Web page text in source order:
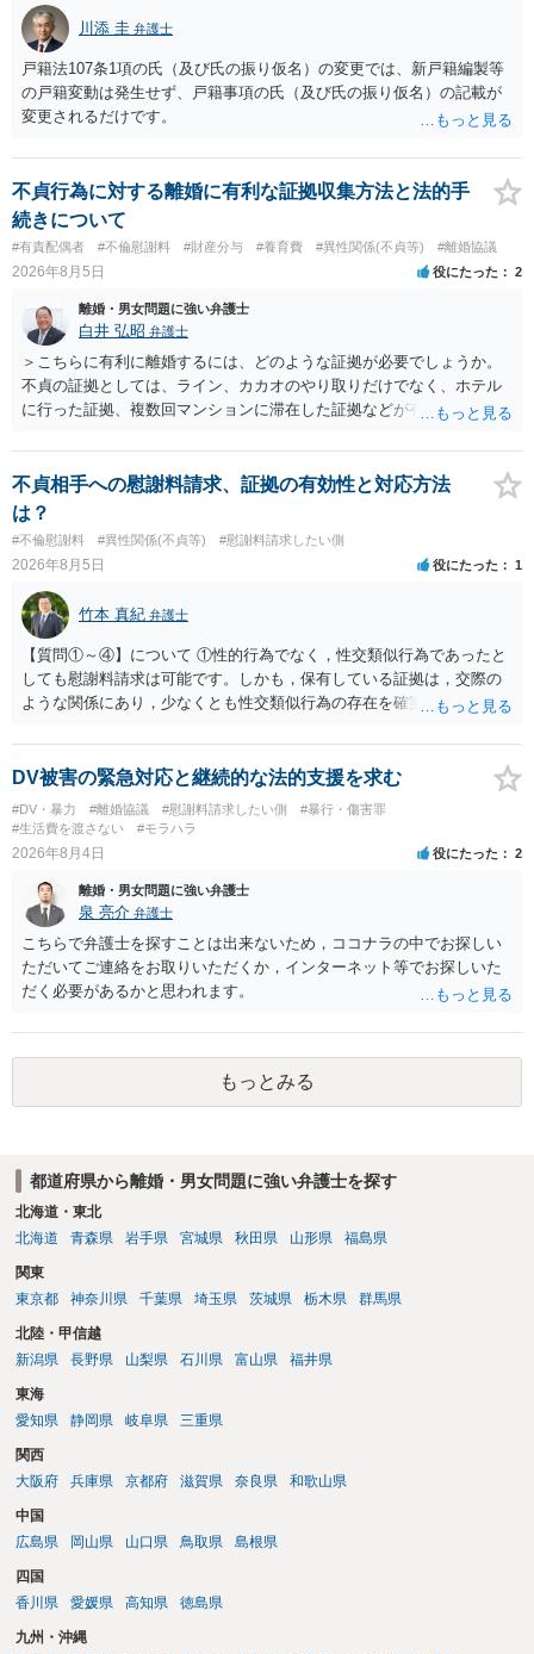
談書に入れてください。 ＞・この出来事によって関わった病院への相
談や報告はなぜ名誉毀損になるのか。 ただちに名誉棄損には当たりま
せんが、何人もの人に話すと名誉棄損になりえます。 また、業務妨害
や不法行為に当たる可能性もあります。 名誉棄損（民事、刑事とも）
は「公然」（不特定又は多数）と「事実」（相手の社会的外務的名誉
を棄損する内容の事実、侮辱とは異なる）を摘示することで成立しま
す。 この事実は、原則的に、「真実」でも該当してしまいます。 です
ので、相談者さんが、病院担当者1人に話すだけでは公然性を欠きます
ので、名誉棄損には当たりません。ただし、さらに多くの人に相談し
てしまうと、たとえそれが真実であっても名誉棄損に当たる可能性が
生じることになります。 また、相談者さんが病院に相談することによ
り、相手に仕事上の不利益を与えたり、精神的苦痛を与えると、業務
妨害や不法行為（慰謝料の対象）になりますが、その内容が真実であ
れば、正当行為として許されます。 ただし、真実かどうかは、相談者
さんが立証しなければならず、ラインの内容等だけでは、相談者さん
の合意を全うすることができない状況（不同意性）だったかの立証が
難しい状況のように思われます。 もちろん、医師としては恥ずべき行
為ですし、許されないと思いますが、かえって相談者さんが攻撃対象
川添 圭 弁護士
戸籍法107条1項の氏（及び氏の振り仮名）の変更では、新戸籍編製等
の戸籍変動は発生せず、戸籍事項の氏（及び氏の振り仮名）の記載が
変更されるだけです。
不貞行為に対する離婚に有利な証拠収集方法と法的手
続きについて
#有責配偶者 #不倫慰謝料 #財産分与 #養育費 #異性関係(不貞等) #離婚協議
2026年8月5日 役にたった 2
離婚・男女問題に強い弁護士
白井 弘昭 弁護士
＞こちらに有利に離婚するには、どのような証拠が必要でしょうか。
不貞の証拠としては、ライン、カカオのやり取りだけでなく、ホテル
に行った証拠、複数回マンションに滞在した証拠などが有効です。 不
婚する、慰謝料をとるなど）ことができると思われます。 ただし、不
貞発覚後、長期間同居を続けると、不貞を許したとの評価につながる
場合がありますので、ご注意ください。 以上、ご参考まで。
不貞相手への慰謝料請求、証拠の有効性と対応方法
は？
#不倫慰謝料 #異性関係(不貞等) #慰謝料請求したい側
2026年8月5日 役にたった 1
竹本 真紀 弁護士
【質問①～④】について ①性的行為でなく，性交類似行為であったと
しても慰謝料請求は可能です。しかも，保有している証拠は，交際の
ような関係にあり，少なくとも性交類似行為の存在を確実に証明でき
ことを窺わせるものです。）。ですから，慰謝料請求を進めることで
よいと思います。 ただ．慰謝料額については，婚姻破綻に至っていな
いとして，この点を考慮されることになるかもしれません。 ②夫との
今後のことを考えて書いてもらうか否かを検討するのがよいと思いま
す。今ある証拠以上のことを証明（証明力を強めることも含む）でき
う。慰謝料請求としては証拠として使えることが前提であり，その価
値と夫との関係との均衡のように思います。 ③行政書士に委任をして
いるのであれば，どのような内容の委任なのか不明ですが，その行政
書士との協議になると思います。請求するか，訴訟にするか，その点
の見極めや，相手方は性交類似行為は認めているのか，それさえも否
す。 ④性交類似行為を認めているにもかかわらず支払を拒否するので
あれば，本人（行政書士でも同じだと思います。）への対応ではあま
り変わらないように思います。減額で折り合えるなら本人様の交渉で
もよいように思いますが，ゼロかどうかの観点であれば，訴訟に進む
DV被害の緊急対応と継続的な法的支援を求む
#DV・暴力 #離婚協議 #慰謝料請求したい側
#暴行・傷害罪
#生活費を渡さない
#モラハラ
2026年8月4日 役にたった 2
離婚・男女問題に強い弁護士
泉 亮介 弁護士
こちらで弁護士を探すことは出来ないため，ココナラの中でお探しい
ただいてご連絡をお取りいただくか，インターネット等でお探しいた
だく必要があるかと思われます。
もっとみる
都道府県から離婚・男女問題に強い弁護士を探す
北海道・東北
北海道
青森県 岩手県 宮城県 秋田県 山形県 福島県
関東
東京都
神奈川県 千葉県 埼玉県 茨城県 栃木県 群馬県
北陸・甲信越
新潟県
長野県 山梨県 石川県 富山県 福井県
東海
愛知県
静岡県 岐阜県 三重県
関西
大阪府
兵庫県 京都府 滋賀県 奈良県 和歌山県
中国
広島県
岡山県 山口県 鳥取県 島根県
四国
香川県
愛媛県 高知県 徳島県
九州・沖縄